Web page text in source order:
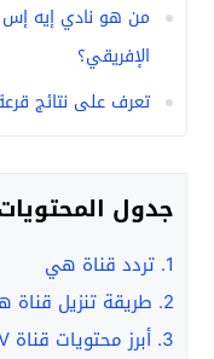
من هو نادي إيه إس
الإفريقي؟
تعرف على نتائج قرعة
جدول
1. تردد قناة هي
2. طريقة تنزيل
3. أبرز محتويات قناة Heya TV